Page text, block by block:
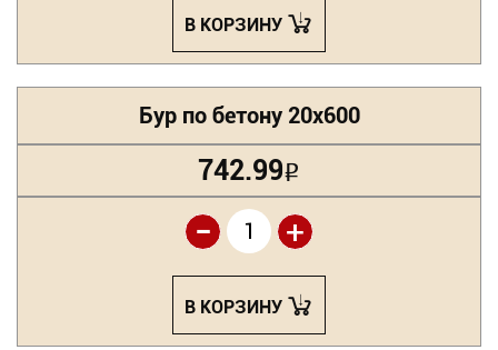
В КОРЗИНУ
Бур по бетону 20х600
742.99Р
+
-
В КОРЗИНУ